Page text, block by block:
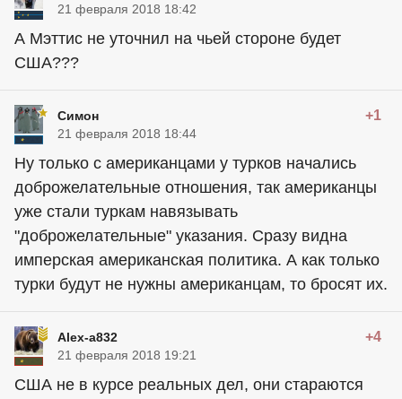
21 февраля 2018 18:42
А Мэттис не уточнил на чьей стороне будет
США???
Симон +1
21 февраля 2018 18:44
Ну только с американцами у турков начались
доброжелательные отношения, так американцы
уже стали туркам навязывать
"доброжелательные" указания. Сразу видна
имперская американская политика. А как только
турки будут не нужны американцам, то бросят их.
Alex-a832 +4
21 февраля 2018 19:21
США не в курсе реальных дел, они стараются